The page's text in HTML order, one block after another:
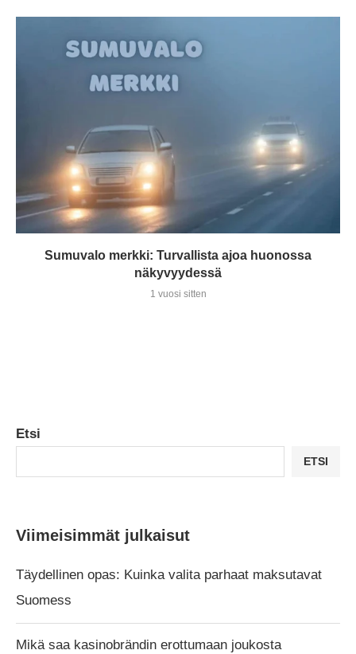
Sumuvalo merkki: Turvallista ajoa huonossa
näkyvyydessä
1 vuosi sitten
Etsi
ETSI
Viimeisimmät julkaisut
Täydellinen opas: Kuinka valita parhaat maksutavat
Suomess
Mikä saa kasinobrändin erottumaan joukosta